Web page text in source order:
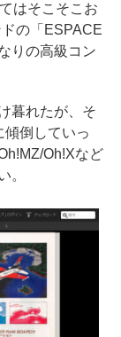
はそこそこお
の「ESPACE
りの高級コン
暮れたが、そ
倒していっ
Oh!Xなど
。